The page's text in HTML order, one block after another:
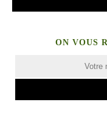
ON VOUS